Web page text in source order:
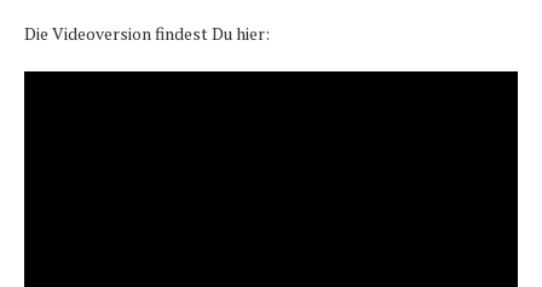
Die Videoversion findest Du hier: